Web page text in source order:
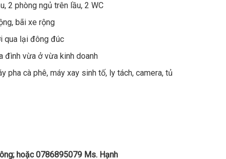
2 phòng ngủ trên lầu, 2 WC
bãi xe rộng
qua lại đông đúc
đình vừa ở vừa kinh doanh
pha cà phê, máy xay sinh tố, ly tách, camera, tủ
hoặc 0786895079 Ms. Hạnh